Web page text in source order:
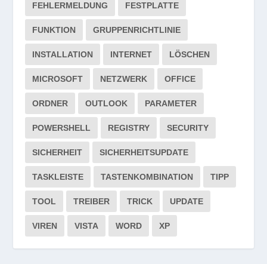
FEHLERMELDUNG FESTPLATTE
FUNKTION GRUPPENRICHTLINIE
INSTALLATION INTERNET LÖSCHEN
MICROSOFT NETZWERK OFFICE
ORDNER OUTLOOK PARAMETER
POWERSHELL REGISTRY SECURITY
SICHERHEIT SICHERHEITSUPDATE
TASKLEISTE TASTENKOMBINATION TIPP
TOOL TREIBER TRICK UPDATE
VIREN VISTA WORD XP